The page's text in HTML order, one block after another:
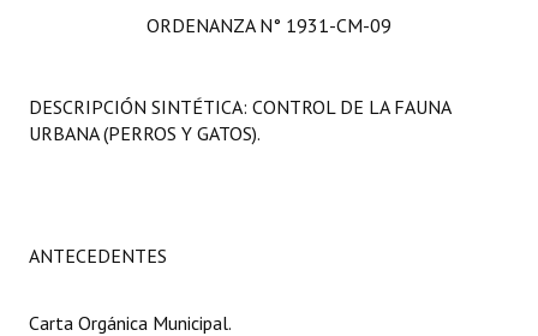
Concejales Mandato Cumplido
LEGISLACIÓN
Reglamento Interno
ORDENANZA N° 1931-CM-09
DESCRIPCIÓN SINTÉTICA: CONTROL DE LA FAUNA
URBANA (PERROS Y GATOS).
ANTECEDENTES
Carta Orgánica Municipal.